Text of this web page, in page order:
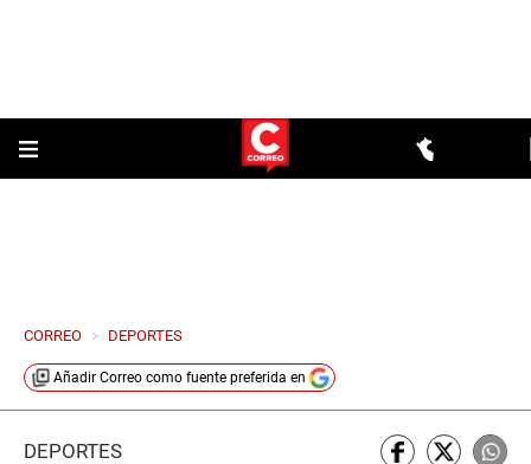
CORREO > DEPORTES
Añadir Correo como fuente preferida en
DEPORTES